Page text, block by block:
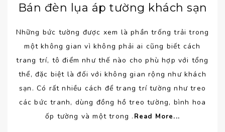
Bán đèn lụa áp tường khách sạn
Những bức tường được xem là phần trống trải trong
một không gian vì không phải ai cũng biết cách
trang trí, tô điểm như thế nào cho phù hợp với tổng
thể, đặc biệt là đối với không gian rộng như khách
sạn. Có rất nhiều cách để trang trí tường như treo
các bức tranh, dùng đồng hồ treo tường, bình hoa
ốp tường và một trong . Read More...